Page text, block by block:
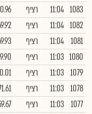
1083
11:04 רציף
1082
11:04 רציף
1081
11:04 רציף
1080
11:03 רציף
1079
11:03 רציף
1078
11:03 רציף
1077
11:03 רציף